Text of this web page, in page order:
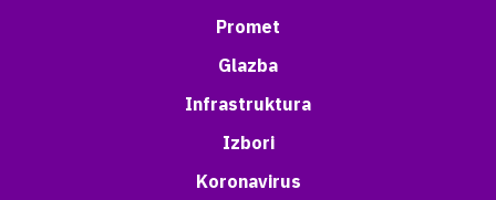
Promet
Glazba
Infrastruktura
Izbori
Koronavirus